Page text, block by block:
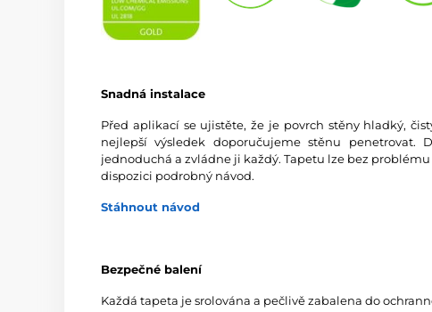
Snadná instalace
Před aplikací se ujistěte, že je povrch stěny hladký,
nejlepší výsledek doporučujeme stěnu
jednoduchá a zvládne ji každý. Tapetu lze bez
dispozici podrobný návod.
Stáhnout návod
Bezpečné balení
Každá tapeta je srolována a pečlivě zabalena do